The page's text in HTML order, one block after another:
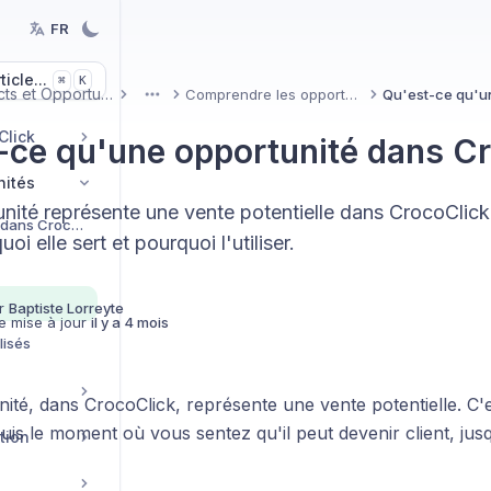
FR
⌘ K
Gestion des "Tâches" dans CrocoClick
Contacts et Opportunités More Comprendre les opportunités
qu'une opportunité dans
représente une vente potentielle dans
elle sert et pourquoi l'utiliser.
Baptiste Lorreyte
mise à jour il y a 4 mois
dans CrocoClick, représente une vente potentielle.
le moment où vous sentez qu'il peut devenir client,